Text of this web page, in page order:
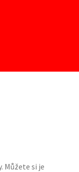
Můžete si je